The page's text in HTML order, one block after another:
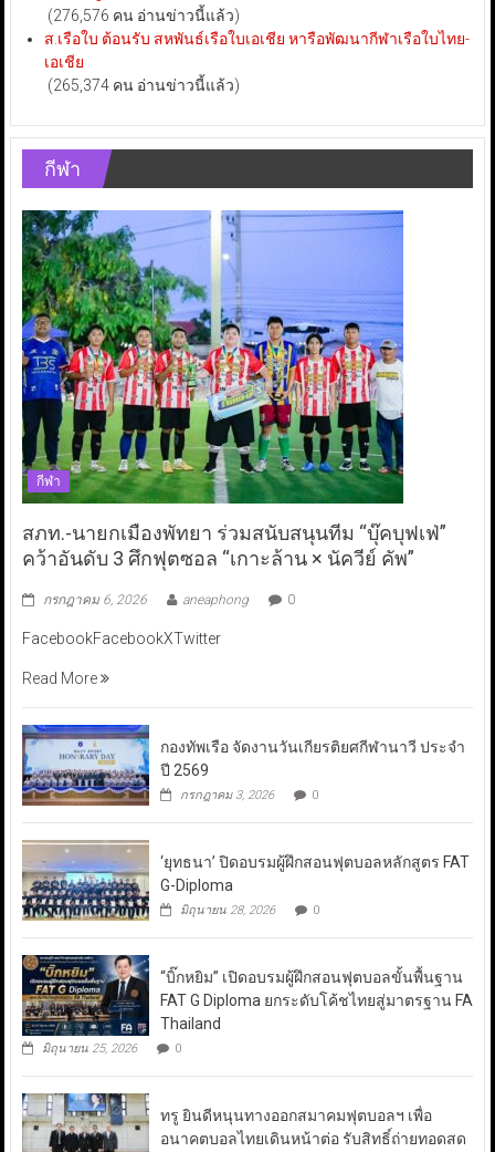
(276,576 คน อ่านข่าวนี้แล้ว)
ส.เรือใบ ต้อนรับ สหพันธ์เรือใบเอเชีย หารือพัฒนากีฬาเรือใบไทย-
เอเชีย
(265,374 คน อ่านข่าวนี้แล้ว)
กีฬา
กีฬา
สภท.-นายกเมืองพัทยา ร่วมสนับสนุนทีม “บุ๊คบุฟเฟ่”
คว้าอันดับ 3 ศึกฟุตซอล “เกาะล้าน × นัควีย์ คัพ”
กรกฎาคม 6, 2026 aneaphong 0
FacebookFacebookXTwitter
Read More
กองทัพเรือ จัดงานวันเกียรติยศกีฬานาวี ประจำ
ปี 2569
กรกฎาคม 3, 2026 0
‘ยุทธนา’ ปิดอบรมผู้ฝึกสอนฟุตบอลหลักสูตร FAT
G-Diploma
มิถุนายน 28, 2026 0
“บิ๊กหยิม” เปิดอบรมผู้ฝึกสอนฟุตบอลขั้นพื้นฐาน
FAT G Diploma ยกระดับโค้ชไทยสู่มาตรฐาน FA
Thailand
มิถุนายน 25, 2026 0
ทรู ยินดีหนุนทางออกสมาคมฟุตบอลฯ เพื่อ
อนาคตบอลไทยเดินหน้าต่อ รับสิทธิ์ถ่ายทอดสด